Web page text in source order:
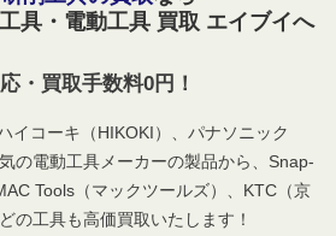
具・電動工具 買取 エイブイへ
・買取手数料0円！
イコーキ（HIKOKI）、パナソニック
の電動工具メーカーの製品から、Snap-
Tools（マックツールズ）、KTC（京
の工具も高価買取いたします！